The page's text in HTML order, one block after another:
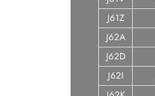
J61Z
J62A
J62D
J62I